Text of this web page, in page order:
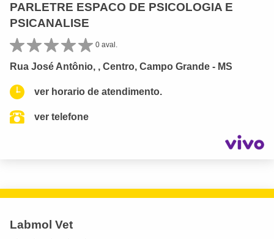
PARLETRE ESPACO DE PSICOLOGIA E
PSICANALISE
0 aval.
Rua José Antônio, , Centro, Campo Grande - MS
ver horario de atendimento.
ver telefone
Labmol Vet